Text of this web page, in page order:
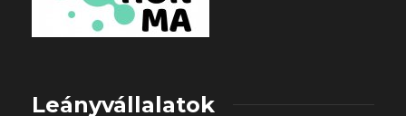
Leányvállalatok